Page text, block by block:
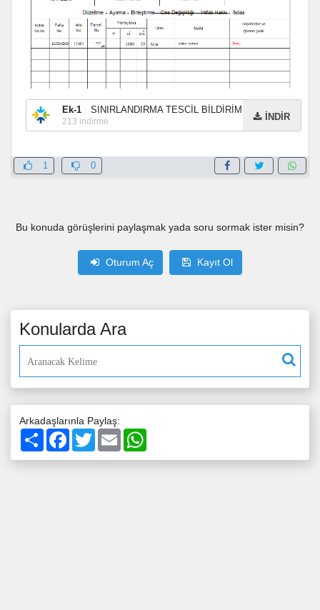
Ek-1
SINIRLANDIRMA TESCİL BİLDİRİMİ
213 indirme İNDİR
1 0
Bu konuda görüşlerini paylaşmak yada soru sormak ister misin?
Oturum Aç Kayıt Ol
Konularda Ara
Arkadaşlarınla Paylaş:
PaylaşFacebook
TwitterEmail